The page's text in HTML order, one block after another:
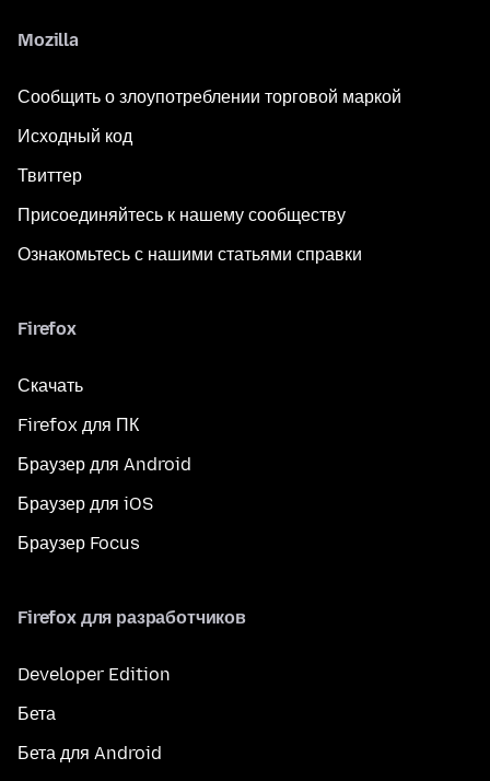
Mozilla
Сообщить о злоупотреблении торговой маркой
Исходный код
Твиттер
Присоединяйтесь к нашему сообществу
Ознакомьтесь с нашими статьями справки
Firefox
Скачать
Firefox для ПК
Браузер для Android
Браузер для iOS
Браузер Focus
Firefox для разработчиков
Developer Edition
Бета
Бета для Android